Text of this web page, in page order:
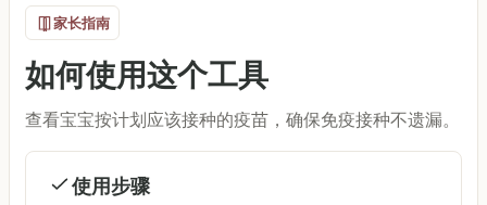
家长指南
如何使用这个工具
查看宝宝按计划应该接种的疫苗，确保免疫接种不遗漏。
使用步骤